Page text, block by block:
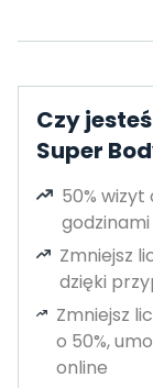
Czy
Super
50%
Zmniejsz
dzięki
Zmniejsz
o 50%,
online